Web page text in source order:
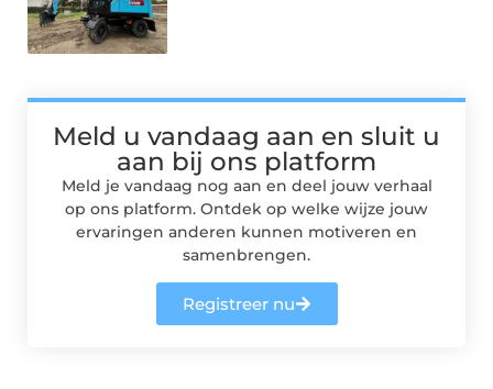
Meld u vandaag aan en sluit u
aan bij ons platform
Meld je vandaag nog aan en deel jouw verhaal
op ons platform. Ontdek op welke wijze jouw
ervaringen anderen kunnen motiveren en
samenbrengen.
Registreer nu